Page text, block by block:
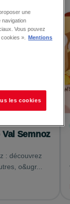
Semnoz
: découvrez
o&ugr...
une
navigation
Vous pouvez
».
Mentions
les cookies